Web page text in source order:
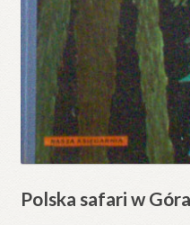
Polska safari w